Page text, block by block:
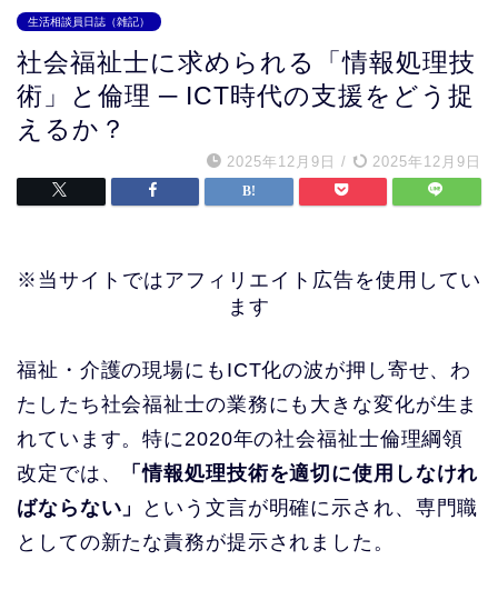
生活相談員日誌（雑記）
社会福祉士に求められる「情報処理技
術」と倫理 ─ ICT時代の支援をどう捉
えるか？
2025年12月9日 / 2025年12月9日
※当サイトではアフィリエイト広告を使用してい
ます
福祉・介護の現場にもICT化の波が押し寄せ、わ
たしたち社会福祉士の業務にも大きな変化が生ま
れています。特に2020年の社会福祉士倫理綱領
改定では、
「情報処理技術を適切に使用しなけれ
ばならない」
という文言が明確に示され、専門職
としての新たな責務が提示されました。